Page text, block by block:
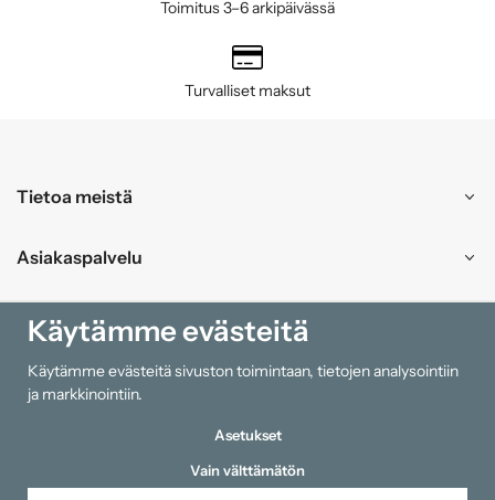
Toimitus 3–6 arkipäivässä
Turvalliset maksut
Tietoa meistä
Asiakaspalvelu
Ostokset
Tiedot
Käytämme evästeitä
Käytämme evästeitä sivuston toimintaan, tietojen analysointiin
ja markkinointiin.
Asetukset
Vain välttämätön